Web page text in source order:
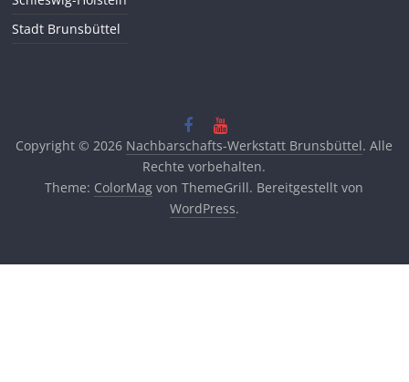
Stadt Brunsbüttel
Copyright © 2026 Nachbarschafts-Werkstatt Brunsbüttel. Alle
Rechte vorbehalten.
Theme: ColorMag von ThemeGrill. Bereitgestellt von
WordPress.